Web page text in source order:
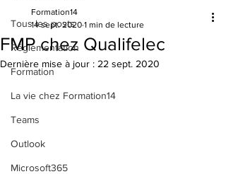
Tous les posts
Réglementation
Formation
La vie chez Formation14
Teams
Outlook
Microsoft365
FMP chez Qualifelec
Formation14
14 sept. 2020 1 min de lecture
Dernière mise à jour : 22 sept. 2020